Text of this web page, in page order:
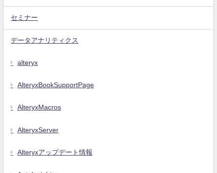
セミナー
データアナリティクス
alteryx
AlteryxBookSupportPage
AlteryxMacros
AlteryxServer
Alteryxアップデート情報